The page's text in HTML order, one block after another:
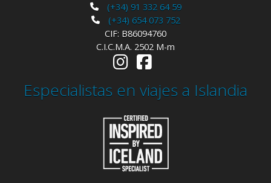
(+34) 91 332 64 59
(+34) 654 073 752
CIF: B86094760
C.I.C.M.A. 2502 M-m
Especialistas en viajes a Islandia